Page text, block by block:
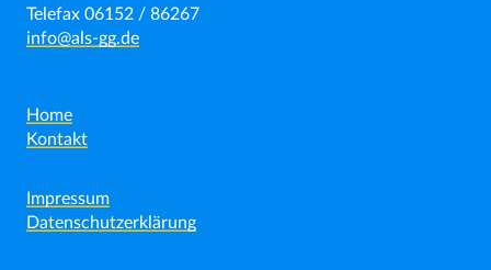
Telefax 06152 / 86267
info@als-gg.de
Home
Kontakt
Impressum
Datenschutzerklärung